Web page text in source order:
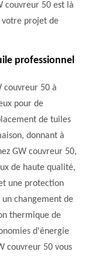
couvreur 50 est là
votre projet de
professionnel
couvreur 50 à
pour de
de tuiles
donnant à
GW couvreur 50,
de haute qualité,
une protection
changement de
thermique de
d'énergie
couvreur 50 vous